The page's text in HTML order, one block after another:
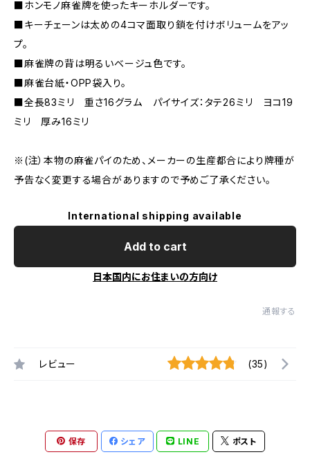
■ホンモノ麻雀牌を使ったキーホルダーです。
■キーチェーンは太めの4コマ面取り鎖を付けボリュームをアッ
プ。
■麻雀牌の背は明るいベージュ色です。
■麻雀台紙・OPP袋入り。
■全長83ミリ 重さ16グラム パイサイズ：タテ26ミリ ヨコ19
ミリ 厚み16ミリ
※(注）本物の麻雀パイのため、メーカーの生産都合により牌種が
予告なく変更する場合がありますので予めご了承ください。
International shipping available
Add to cart
日本国内にお住まいの方向け
通報する
レビュー (35)
保存 シェア LINE ポスト